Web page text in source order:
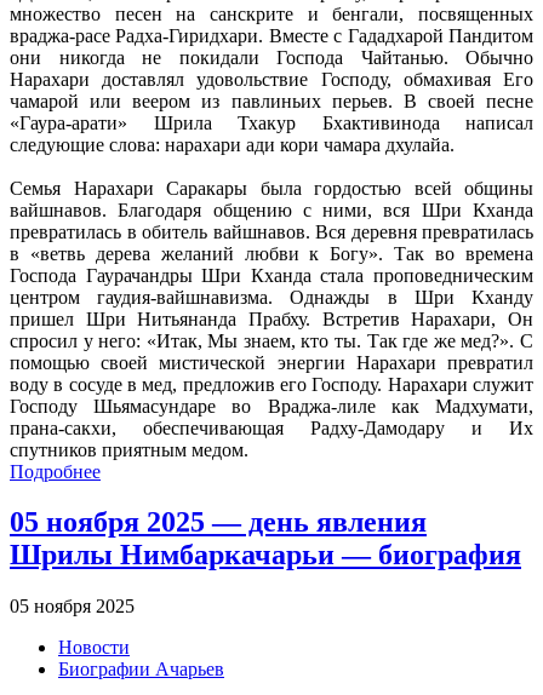
множество песен на санскрите и бенгали, посвященных
враджа-расе Радха-Гиридхари. Вместе с Гададхарой Пандитом
они никогда не покидали Господа Чайтанью. Обычно
Нарахари доставлял удовольствие Господу, обмахивая Его
чамарой или веером из павлиньих перьев. В своей песне
«Гаура-арати» Шрила Тхакур Бхактивинода написал
следующие слова: нарахари ади кори чамара дхулайа.
Семья Нарахари Саракары была гордостью всей общины
вайшнавов. Благодаря общению с ними, вся Шри Кханда
превратилась в обитель вайшнавов. Вся деревня превратилась
в «ветвь дерева желаний любви к Богу». Так во времена
Господа Гаурачандры Шри Кханда стала проповедническим
центром гаудия-вайшнавизма. Однажды в Шри Кханду
пришел Шри Нитьянанда Прабху. Встретив Нарахари, Он
спросил у него: «Итак, Мы знаем, кто ты. Так где же мед?». С
помощью своей мистической энергии Нарахари превратил
воду в сосуде в мед, предложив его Господу. Нарахари служит
Господу Шьямасундаре во Враджа-лиле как Мадхумати,
прана-сакхи, обеспечивающая Радху-Дамодару и Их
спутников приятным медом.
Подробнее
05 ноября 2025 — день явления
Шрилы Нимбаркачарьи — биография
05 ноября 2025
Новости
Биографии Ачарьев